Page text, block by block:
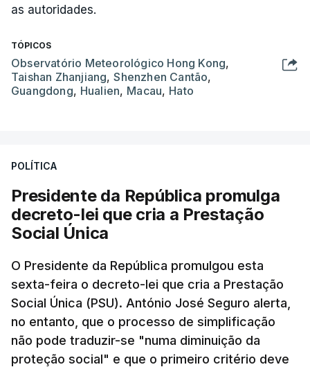
as autoridades.
TÓPICOS
Observatório Meteorológico Hong Kong,
Taishan Zhanjiang,Shenzhen Cantão,
Guangdong, Hualien, Macau, Hato
POLÍTICA
Presidente da República promulga
decreto-lei que cria a Prestação
Social Única
O Presidente da República promulgou esta
sexta-feira o decreto-lei que cria a Prestação
Social Única (PSU). António José Seguro alerta,
no entanto, que o processo de simplificação
não pode traduzir-se "numa diminuição da
proteção social" e que o primeiro critério deve